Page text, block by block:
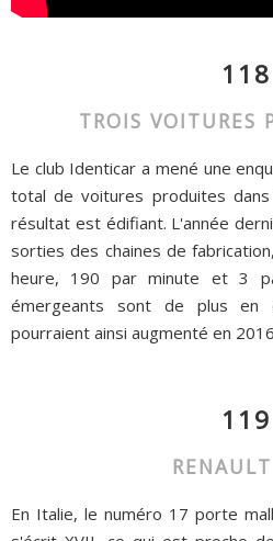
118
TROIS VOITURES
Le club Identicar a mené une
total de voitures produites
résultat est édifiant. L'année
sorties des chaines de
heure, 190 par minute et 3
émergeants sont de plus en
pourraient ainsi augmenté en
119
En Italie, le numéro 17 porte